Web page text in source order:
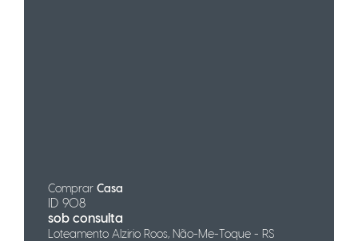
Comprar Casa
ID 908
sob consulta
Loteamento Alzirio Roos, Não-Me-Toque - RS